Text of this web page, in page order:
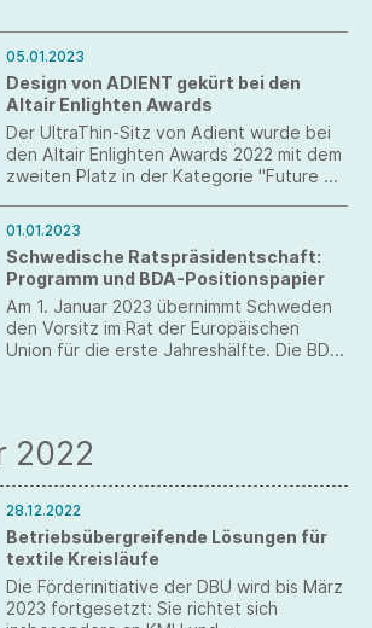
soziale und ökologische Kriterien zugleich
abdeckt.
05.01.2023
Design von ADIENT gekürt bei den
Altair Enlighten Awards
Der UltraThin-Sitz von Adient wurde bei
den Altair Enlighten Awards 2022 mit dem
zweiten Platz in der Kategorie "Future of
01.01.2023
Schwedische Ratspräsidentschaft:
Programm und BDA-Positionspapier
Am 1. Januar 2023 übernimmt Schweden
den Vorsitz im Rat der Europäischen
Union für die erste Jahreshälfte. Die BDA
2022
28.12.2022
Betriebsübergreifende Lösungen für
textile Kreisläufe
Die Förderinitiative der DBU wird bis März
2023 fortgesetzt: Sie richtet sich